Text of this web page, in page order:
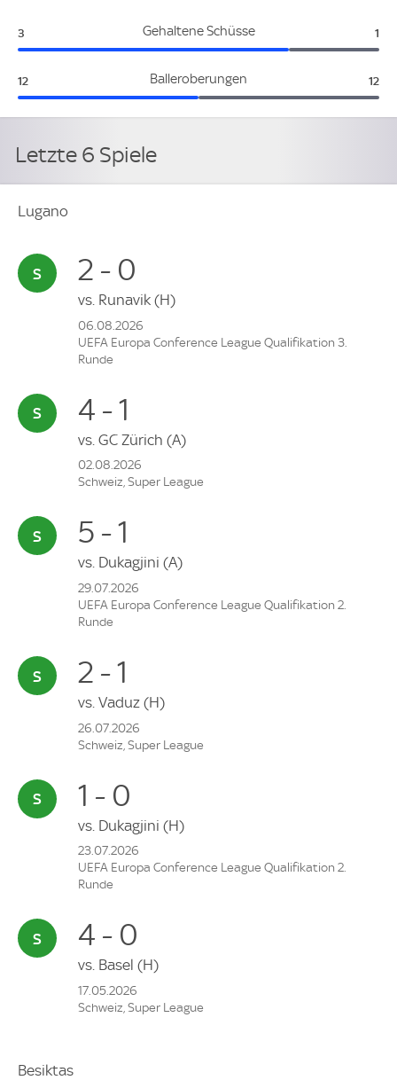
Gehaltene Schüsse
Lugano:
3 1
Balleroberungen
Lugano:
12 12
Letzte 6 Spiele
Lugano
2 - 0
vs. Runavik (H)
06.08.2026
UEFA Europa Conference League Qualifikation 3.
Runde
4 - 1
vs. GC Zürich (A)
02.08.2026
Schweiz, Super League
5 - 1
vs. Dukagjini (A)
29.07.2026
UEFA Europa Conference League Qualifikation 2.
Runde
2 - 1
vs. Vaduz (H)
26.07.2026
Schweiz, Super League
1 - 0
vs. Dukagjini (H)
23.07.2026
UEFA Europa Conference League Qualifikation 2.
Runde
4 - 0
vs. Basel (H)
17.05.2026
Schweiz, Super League
Besiktas